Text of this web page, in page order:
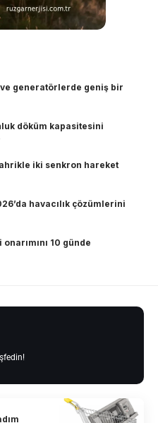
generatörlerde geniş bir
döküm kapasitesini
iki senkron hareket
havacılık çözümlerini
10 günde